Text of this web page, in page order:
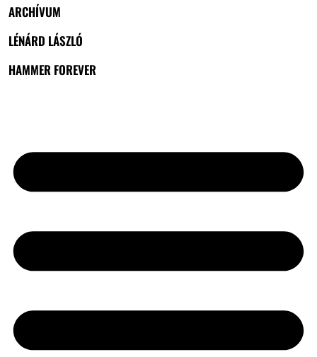
ARCHÍVUM
LÉNÁRD LÁSZLÓ
HAMMER FOREVER